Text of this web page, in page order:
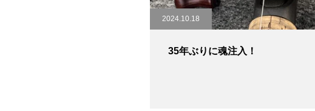
2024.10.18
35年ぶりに魂注入！